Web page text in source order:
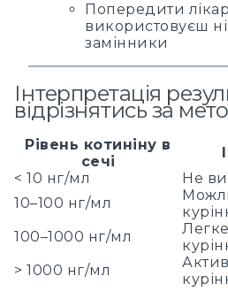
Попередити
використовуєш
замінники
Інтерпретація
відрізнятись за
Рівень котиніну в
сечі
< 10 нг/мл
Не
10–100 нг/мл
100–1000 нг/мл
> 1000 нг/мл